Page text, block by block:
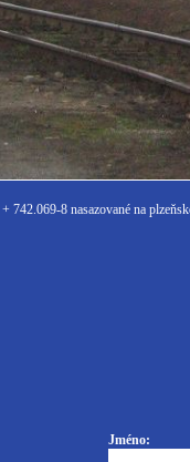
+ 742.069-8 nasazované na
Jméno: